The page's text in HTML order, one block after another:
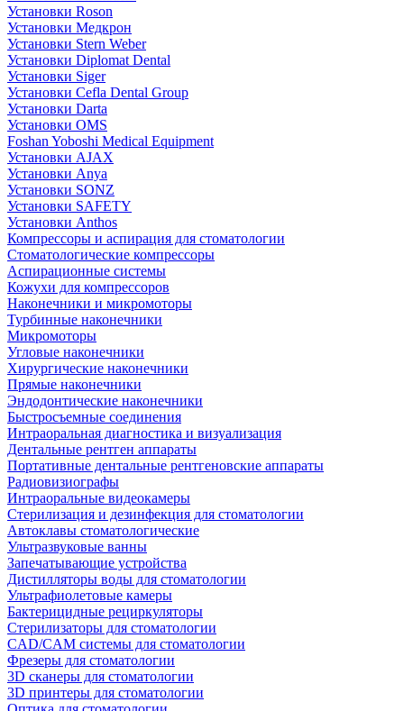
Установки Roson
Установки Медкрон
Установки Stern Weber
Установки Diplomat Dental
Установки Siger
Установки Cefla Dental Group
Установки Darta
Установки OMS
Foshan Yoboshi Medical Equipment
Установки AJAX
Установки Anya
Установки SONZ
Установки SAFETY
Установки Anthos
Компрессоры и аспирация для стоматологии
Стоматологические компрессоры
Аспирационные системы
Кожухи для компрессоров
Наконечники и микромоторы
Турбинные наконечники
Микромоторы
Угловые наконечники
Хирургические наконечники
Прямые наконечники
Эндодонтические наконечники
Быстросъемные соединения
Интраоральная диагностика и визуализация
Дентальные рентген аппараты
Портативные дентальные рентгеновские аппараты
Радиовизиографы
Интраоральные видеокамеры
Стерилизация и дезинфекция для стоматологии
Автоклавы стоматологические
Ультразвуковые ванны
Запечатывающие устройства
Дистилляторы воды для стоматологии
Ультрафиолетовые камеры
Бактерицидные рециркуляторы
Стерилизаторы для стоматологии
CAD/CAM системы для стоматологии
Фрезеры для стоматологии
3D cканеры для стоматологии
3D принтеры для стоматологии